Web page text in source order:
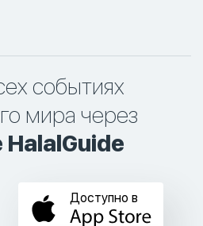
событиях
мира через
Доступно в